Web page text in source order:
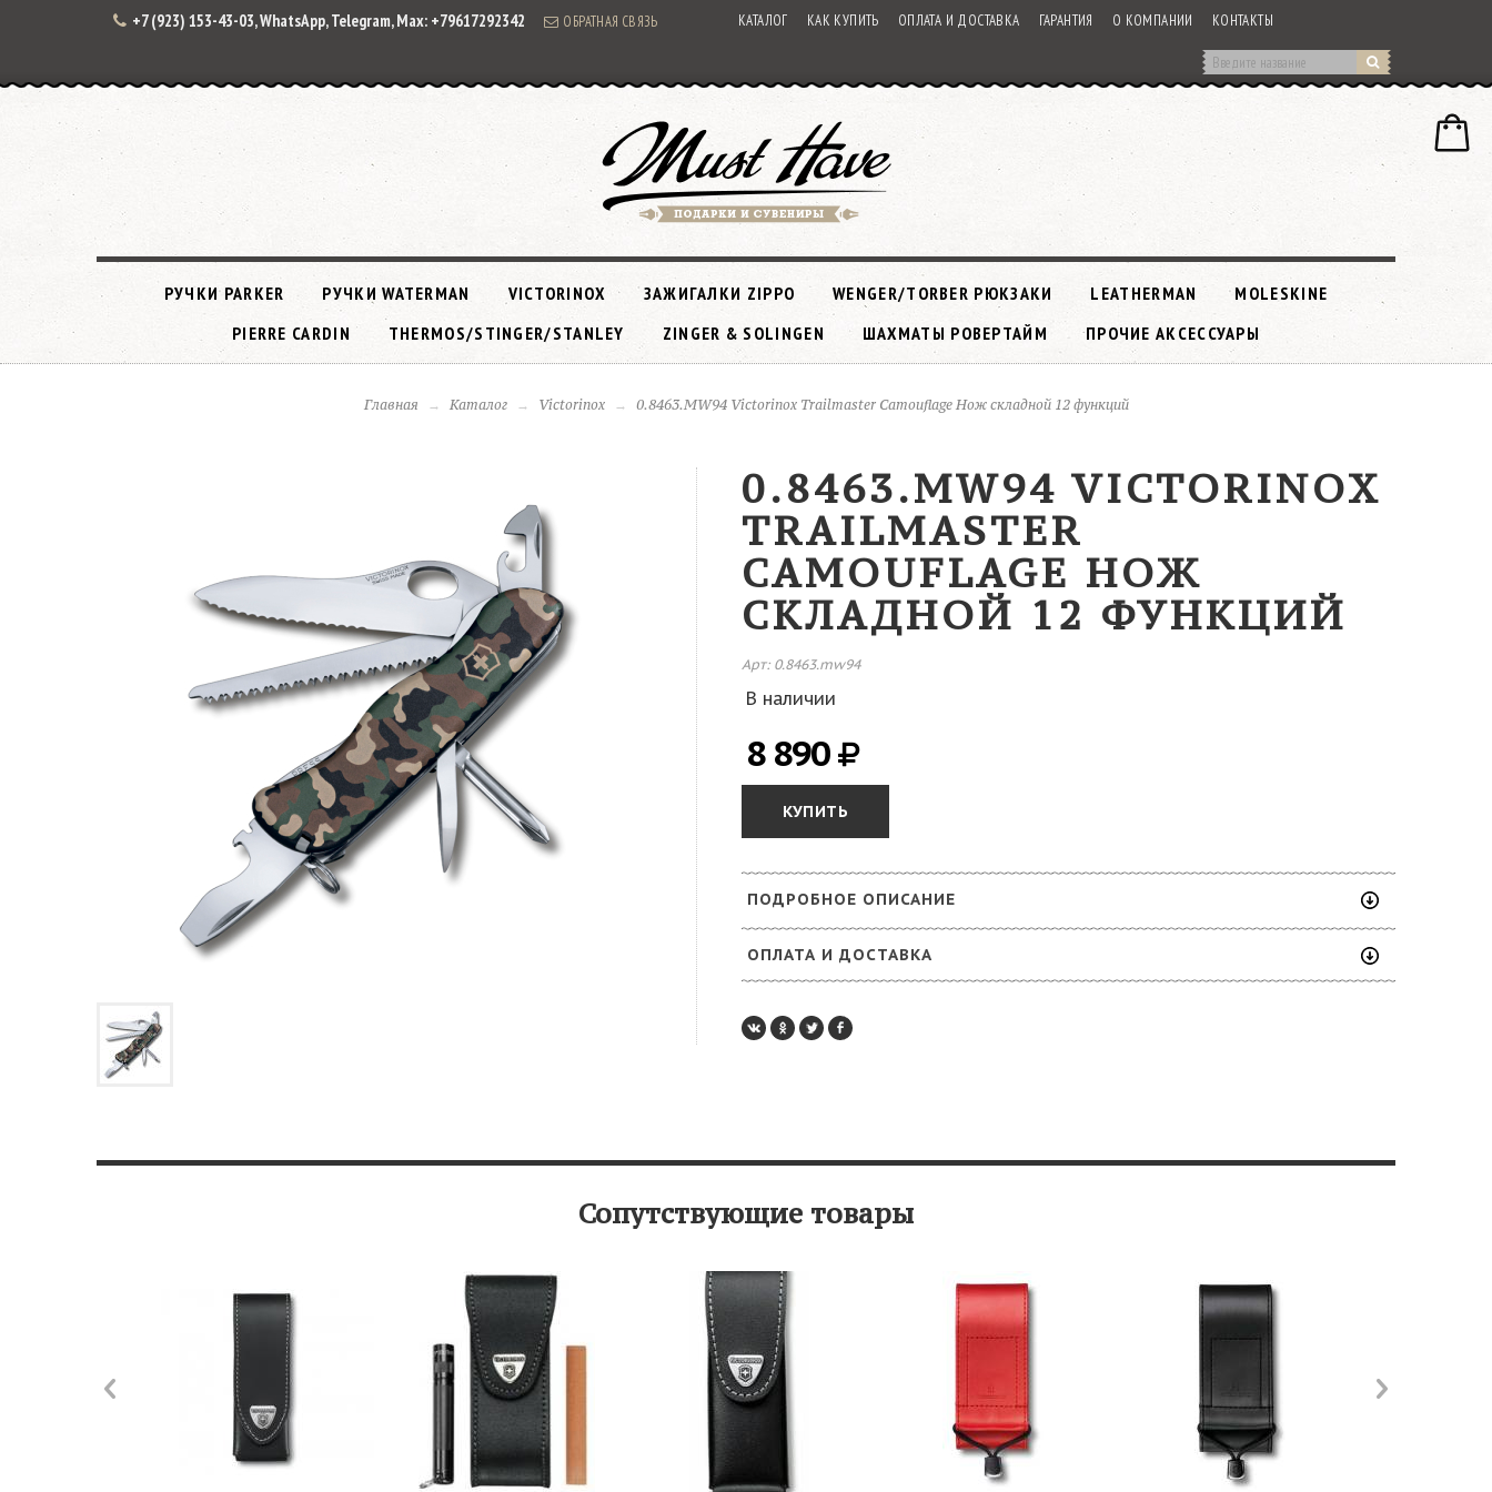
+7 (923) 153-43-03, WhatsApp, Telegram, Max: +79617292342 ОБРАТНАЯ СВЯЗЬ КАТАЛОГ КАК КУПИТЬ ОПЛАТА И ДОСТАВКА ГАРАНТИЯ О КОМПАНИИ КОНТАКТЫ
РУЧКИ PARKER РУЧКИ WATERMAN VICTORINOX ЗАЖИГАЛКИ ZIPPO WENGER/TORBER РЮКЗАКИ LEATHERMAN
MOLESKINE
PIERRE CARDIN
THERMOS/STINGER/STANLEY ZINGER & SOLINGEN ШАХМАТЫ РОВЕРТАЙМ ПРОЧИЕ АКСЕССУАРЫ
Главная Каталог Victorinox 0.8463.MW94 Victorinox Trailmaster Camouflage Нож складной 12 функций
0.8463.MW94 VICTORINOX
TRAILMASTER
CAMOUFLAGE НОЖ
СКЛАДНОЙ 12 ФУНКЦИЙ
Арт: 0.8463.mw94
В наличии
8 890
КУПИТЬ
ПОДРОБНОЕ ОПИСАНИЕ
ОПЛАТА И ДОСТАВКА
Сопутствующие товары